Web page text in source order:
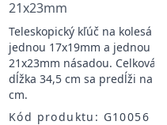
21x23mm
Teleskopický kľúč na kolesá s
jednou 17x19mm a jednou
21x23mm násadou. Celková
dĺžka 34,5 cm sa predĺži na
cm.
Kód produktu: G10056